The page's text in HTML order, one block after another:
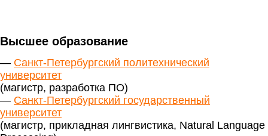
Высшее образование
— Санкт-Петербургский политехнический
университет
(магистр, разработка ПО)
— Санкт-Петербургский государственный
университет
(магистр, прикладная лингвистика, Natural Language